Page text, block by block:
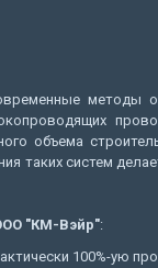
методы
объема
таких систем
"КМ-Вэйр":
100%-ую